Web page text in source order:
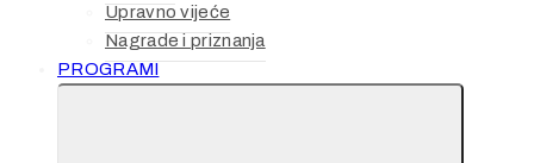
Upravno vijeće
Nagrade i priznanja
PROGRAMI